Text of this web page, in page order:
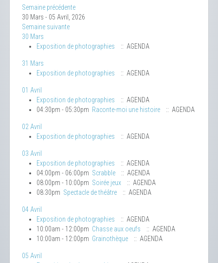
Semaine précédente
30 Mars - 05 Avril, 2026
Semaine suivante
30 Mars
Exposition de photographies
:: AGENDA
31 Mars
Exposition de photographies
:: AGENDA
01 Avril
Exposition de photographies
:: AGENDA
04:30pm - 05:30pm Raconte-moi une histoire :: AGENDA
02 Avril
Exposition de photographies
:: AGENDA
03 Avril
Exposition de photographies
:: AGENDA
04:00pm - 06:00pm Scrabble
:: AGENDA
08:00pm - 10:00pm Soirée jeux
:: AGENDA
08:30pm Spectacle de théâtre :: AGENDA
04 Avril
Exposition de photographies
:: AGENDA
10:00am - 12:00pm Chasse aux oeufs
:: AGENDA
10:00am - 12:00pm Grainothèque :: AGENDA
05 Avril